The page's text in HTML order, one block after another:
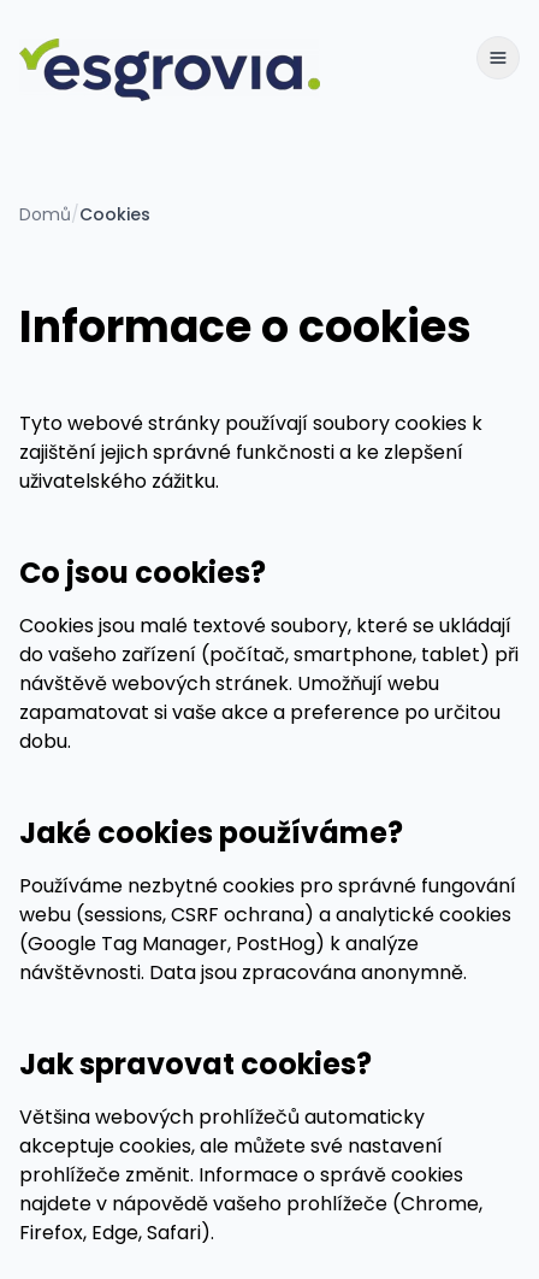
Domů/Cookies
Informace o cookies
Tyto webové stránky používají soubory cookies k
zajištění jejich správné funkčnosti a ke zlepšení
uživatelského zážitku.
Co jsou cookies?
Cookies jsou malé textové soubory, které se ukládají
do vašeho zařízení (počítač, smartphone, tablet) při
návštěvě webových stránek. Umožňují webu
zapamatovat si vaše akce a preference po určitou
dobu.
Jaké cookies používáme?
Používáme nezbytné cookies pro správné fungování
webu (sessions, CSRF ochrana) a analytické cookies
(Google Tag Manager, PostHog) k analýze
návštěvnosti. Data jsou zpracována anonymně.
Jak spravovat cookies?
Většina webových prohlížečů automaticky
akceptuje cookies, ale můžete své nastavení
prohlížeče změnit. Informace o správě cookies
najdete v nápovědě vašeho prohlížeče (Chrome,
Firefox, Edge, Safari).